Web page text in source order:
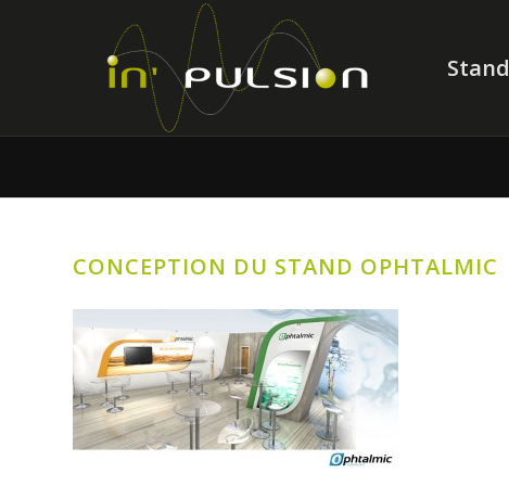
Stand
CONCEPTION DU STAND OPHTALMIC